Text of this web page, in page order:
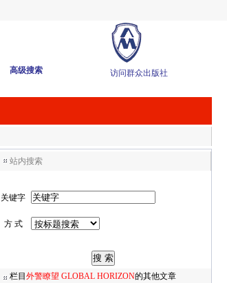
高级搜索 访问群众出版社
站内搜索
关键字
方 式
栏目 外警瞭望 GLOBAL HORIZON的其他文章